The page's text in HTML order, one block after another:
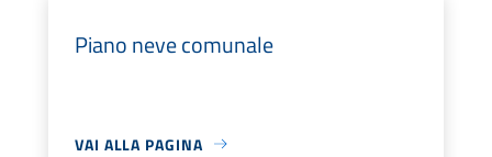
Piano neve comunale
VAI ALLA PAGINA